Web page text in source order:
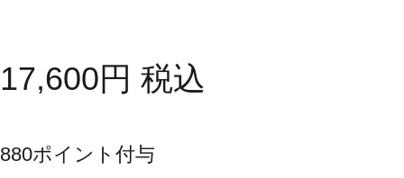
17,600円 税込
880ポイント付与